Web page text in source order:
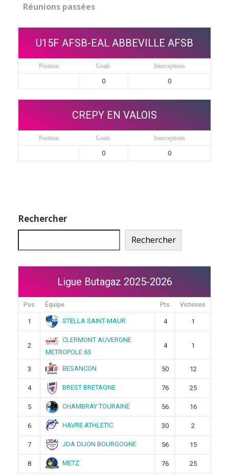
Réunions passées
U15F AFSB-EAL ABBEVILLE AFSB
Position Goals Interceptions
0 0
CREPY EN VALOIS
Position Goals Interceptions
0 0
Rechercher
Rechercher
Ligue Butagaz 2025-2026
Pos Équipe Pts Victoires
1 STELLA SAINT-MAUR 4 1
2
CLERMONT AUVERGNE
METROPOLE 63
4 1
3 BESANCON 50 12
4 BREST BRETAGNE 76 25
5 CHAMBRAY TOURAINE 56 16
6 HAVRE ATHLETIC 30 2
7 JDA DIJON BOURGOGNE 56 15
8 METZ 76 25